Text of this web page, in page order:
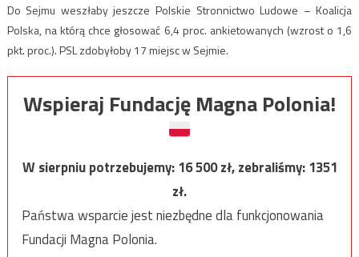
Do Sejmu weszłaby jeszcze Polskie Stronnictwo Ludowe – Koalicja
Polska, na którą chce głosować 6,4 proc. ankietowanych (wzrost o 1,6
pkt. proc.). PSL zdobyłoby 17 miejsc w Sejmie.
Wspieraj Fundację Magna Polonia!
W sierpniu potrzebujemy:16 500zł, zebraliśmy:1351
zł.
Państwa wsparcie jest niezbędne dla funkcjonowania
Fundacji Magna Polonia.